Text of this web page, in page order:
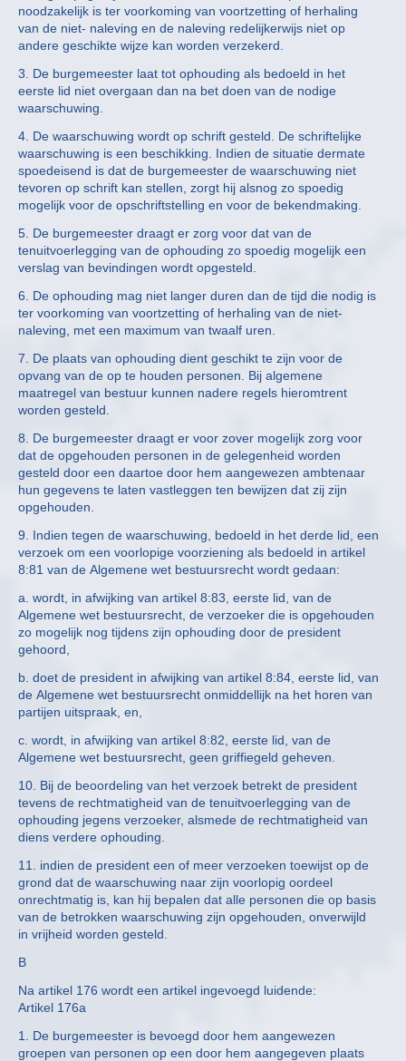
noodzakelijk is ter voorkoming van voortzetting of herhaling
van de niet- naleving en de naleving redelijkerwijs niet op
andere geschikte wijze kan worden verzekerd.
3. De burgemeester laat tot ophouding als bedoeld in het
eerste lid niet overgaan dan na bet doen van de nodige
waarschuwing.
4. De waarschuwing wordt op schrift gesteld. De schriftelijke
waarschuwing is een beschikking. Indien de situatie dermate
spoedeisend is dat de burgemeester de waarschuwing niet
tevoren op schrift kan stellen, zorgt hij alsnog zo spoedig
mogelijk voor de opschriftstelling en voor de bekendmaking.
5. De burgemeester draagt er zorg voor dat van de
tenuitvoerlegging van de ophouding zo spoedig mogelijk een
verslag van bevindingen wordt opgesteld.
6. De ophouding mag niet langer duren dan de tijd die nodig is
ter voorkoming van voortzetting of herhaling van de niet-
naleving, met een maximum van twaalf uren.
7. De plaats van ophouding dient geschikt te zijn voor de
opvang van de op te houden personen. Bij algemene
maatregel van bestuur kunnen nadere regels hieromtrent
worden gesteld.
8. De burgemeester draagt er voor zover mogelijk zorg voor
dat de opgehouden personen in de gelegenheid worden
gesteld door een daartoe door hem aangewezen ambtenaar
hun gegevens te laten vastleggen ten bewijzen dat zij zijn
opgehouden.
9. Indien tegen de waarschuwing, bedoeld in het derde lid, een
verzoek om een voorlopige voorziening als bedoeld in artikel
8:81 van de Algemene wet bestuursrecht wordt gedaan:
a. wordt, in afwijking van artikel 8:83, eerste lid, van de
Algemene wet bestuursrecht, de verzoeker die is opgehouden
zo mogelijk nog tijdens zijn ophouding door de president
gehoord,
b. doet de president in afwijking van artikel 8:84, eerste lid, van
de Algemene wet bestuursrecht onmiddellijk na het horen van
partijen uitspraak, en,
c. wordt, in afwijking van artikel 8:82, eerste lid, van de
Algemene wet bestuursrecht, geen griffiegeld geheven.
10. Bij de beoordeling van het verzoek betrekt de president
tevens de rechtmatigheid van de tenuitvoerlegging van de
ophouding jegens verzoeker, alsmede de rechtmatigheid van
diens verdere ophouding.
11. indien de president een of meer verzoeken toewijst op de
grond dat de waarschuwing naar zijn voorlopig oordeel
onrechtmatig is, kan hij bepalen dat alle personen die op basis
van de betrokken waarschuwing zijn opgehouden, onverwijld
in vrijheid worden gesteld.
B
Na artikel 176 wordt een artikel ingevoegd luidende:
Artikel 176a
1. De burgemeester is bevoegd door hem aangewezen
groepen van personen op een door hem aangegeven plaats